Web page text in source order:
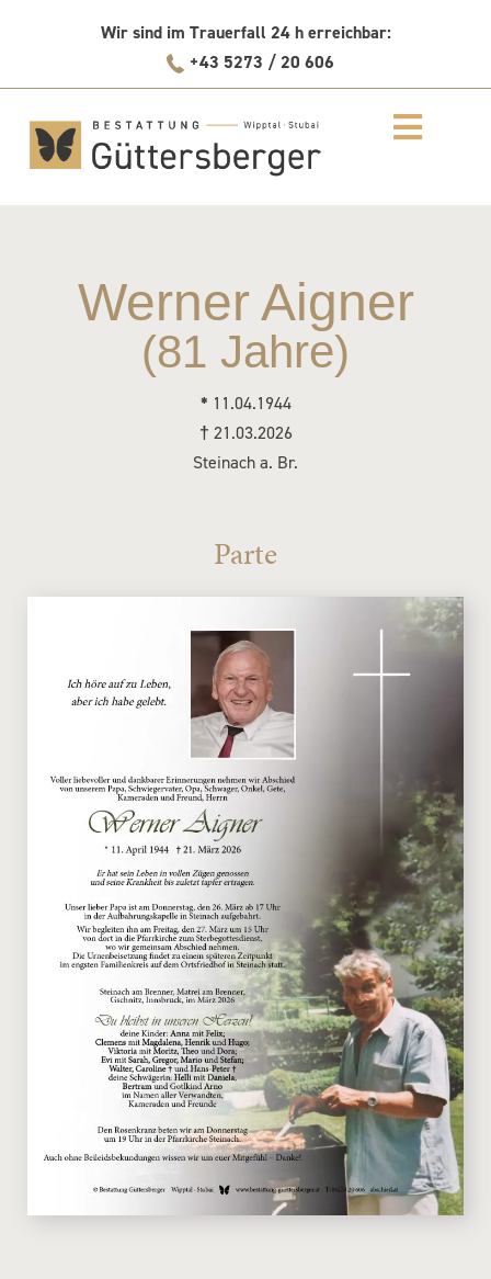
Wir sind im Trauerfall 24 h erreichbar:
+43 5273 / 20 606
Werner Aigner
(81 Jahre)
* 11.04.1944
† 21.03.2026
Steinach a. Br.
Parte